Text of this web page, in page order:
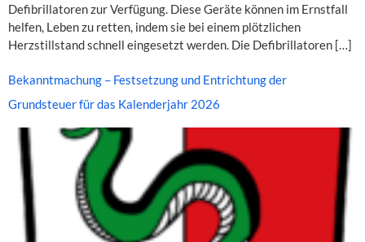
Defibrillatoren zur Verfügung. Diese Geräte können im Ernstfall
helfen, Leben zu retten, indem sie bei einem plötzlichen
Herzstillstand schnell eingesetzt werden. Die Defibrillatoren […]
Bekanntmachung – Festsetzung und Entrichtung der
Grundsteuer für das Kalenderjahr 2026